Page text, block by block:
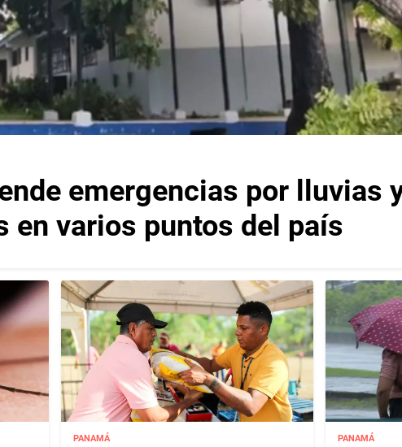
emergencias por lluvias
en varios puntos del país
PANAMÁ PANAMÁ